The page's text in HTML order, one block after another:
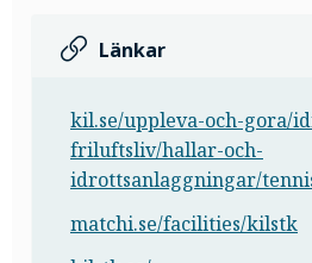
Länkar
kil.se/uppleva-och-gora/
friluftsliv/hallar-och-
idrottsanlaggningar/
matchi.se/facilities/kilstk